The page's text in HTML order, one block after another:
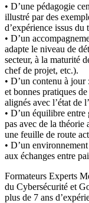
• D’une pédagogie
illustré par des
d’expérience issus du
• D’un
adapte le niveau de
secteur, à la maturité
chef de projet, etc.).
• D’un contenu à jour
et bonnes pratiques
alignés avec l’état de
• D’un équilibre
pas avec de la théorie
une feuille de route
• D’un
aux échanges entre
Formateurs Experts
du Cybersécurité et
plus de 7 ans